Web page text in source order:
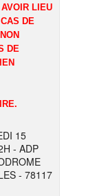
LIEU
DE
DE
15
- ADP
- 78117